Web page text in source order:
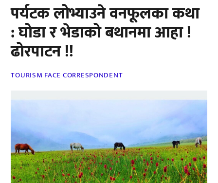
पर्यटक लोभ्याउने वनफूलका कथा
: घोडा र भेडाको बथानमा आहा !
ढोरपाटन !!
TOURISM FACE CORRESPONDENT